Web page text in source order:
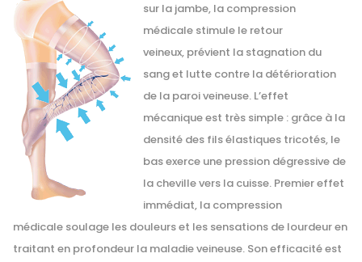
sur la jambe, la compression
médicale stimule le retour
veineux, prévient la stagnation du
sang et lutte contre la détérioration
de la paroi veineuse. L’effet
mécanique est très simple : grâce à la
densité des fils élastiques tricotés, le
bas exerce une pression dégressive de
la cheville vers la cuisse. Premier effet
immédiat, la compression
médicale soulage les douleurs et les sensations de lourdeur en
traitant en profondeur la maladie veineuse. Son efficacité est